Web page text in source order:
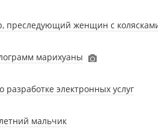
преследующий женщин с
марихуаны
электронных услуг
мальчик